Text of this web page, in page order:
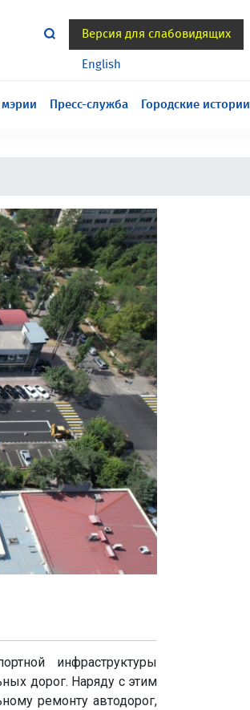
Версия для слабовидящих
English
мэрии Пресс-служба Городские истории
инфраструктуры
дорог. Наряду с этим
ремонту автодорог,